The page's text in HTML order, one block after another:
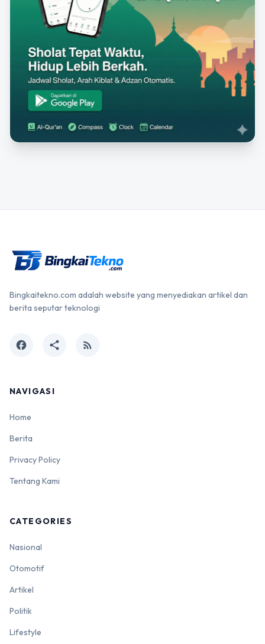
Bingkaitekno.com adalah website yang menyediakan artikel dan
berita seputar teknologi
facebook share rss_feed
NAVIGASI
Home
Berita
Privacy Policy
Tentang Kami
CATEGORIES
Nasional
Otomotif
Artikel
Politik
Lifestyle